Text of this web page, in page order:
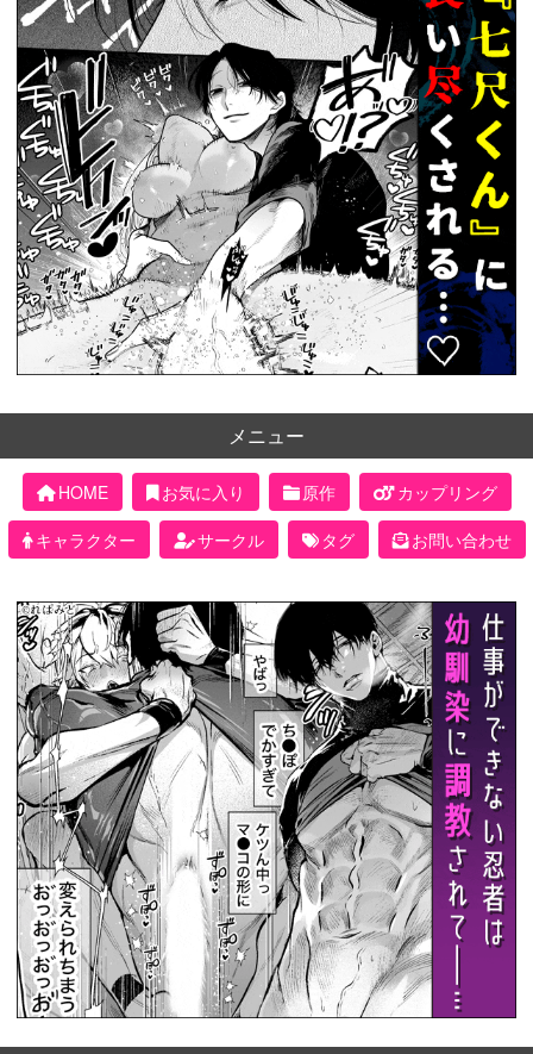
メニュー
HOME お気に入り 原作
カップリング
キャラクター
サークル タグ お問い合わせ